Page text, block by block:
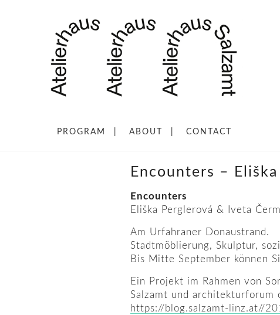
PROGRAM ABOUT CONTACT
Encounters –
Encounters
Eliška Perglerová & Iveta
Am Urfahraner Donaustrand.
Stadtmöblierung, Skulptur,
Bis Mitte September können
Ein Projekt im Rahmen von
Salzamt und architekturforum
https://blog.salzamt-linz.at//